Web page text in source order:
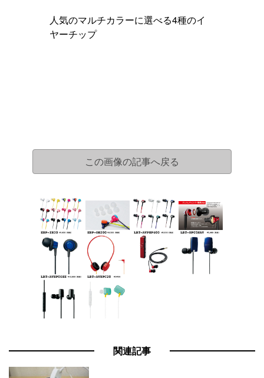
人気のマルチカラーに選べる4種のイ
ヤーチップ
この画像の記事へ戻る
関連記事